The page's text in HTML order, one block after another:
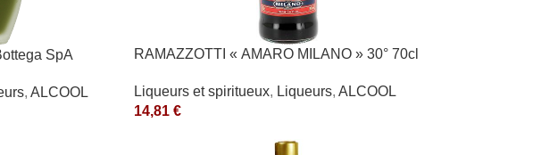
RAMAZZOTTI « AMARO MILANO » 30° 70cl
Liqueurs et spiritueux, Liqueurs, ALCOOL
14,81 €
SpA
, ALCOOL